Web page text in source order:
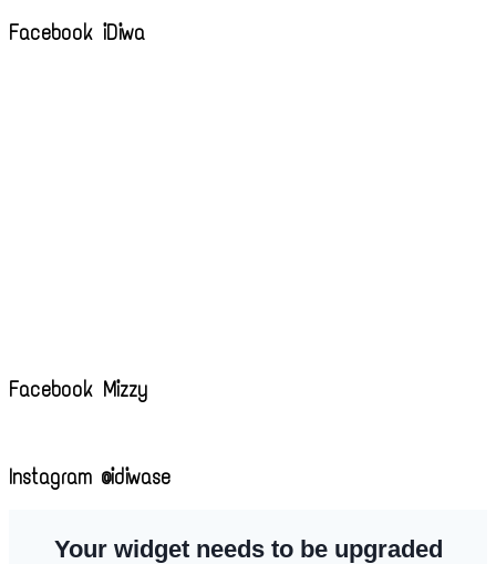
Facebook iDiwa
Facebook Mizzy
Instagram @idiwase